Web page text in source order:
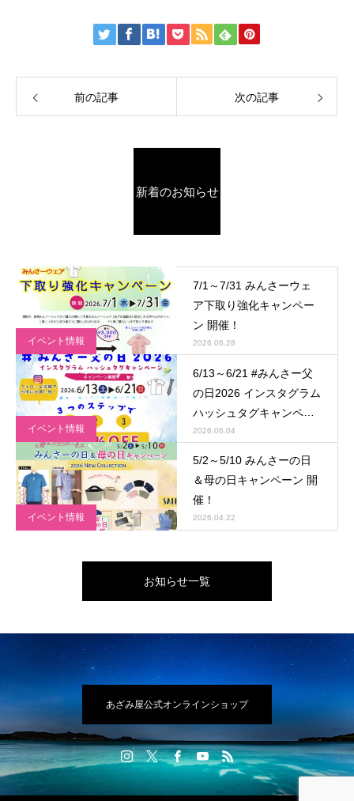
前の記事 次の記事
新着のお知らせ
イベント情報
7/1～7/31 みんさーウェ
ア下取り強化キャンペー
ン 開催！
2026.06.28
イベント情報
6/13～6/21 #みんさー父
の日2026 インスタグラム
ハッシュタグキャンペー
ン 開催！
2026.06.04
イベント情報
5/2～5/10 みんさーの日
＆母の日キャンペーン 開
催！
2026.04.22
お知らせ一覧
あざみ屋公式オンラインショップ